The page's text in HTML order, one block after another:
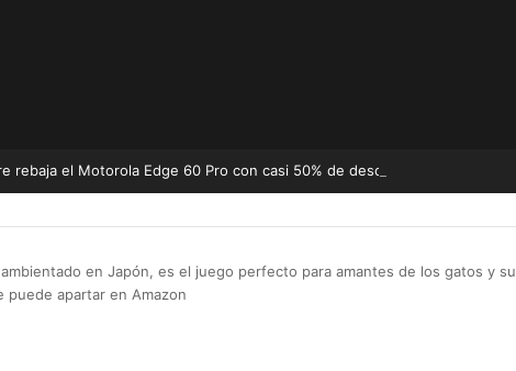
ambientado en Japón, es el juego perfecto para amantes de los gatos y su
apartar en Amazon